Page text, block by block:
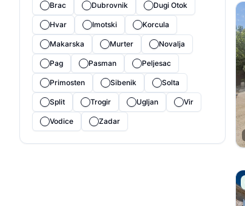
Brac Dubrovnik Dugi Otok
Hvar Imotski Korcula
Makarska Murter Novalja
Pag Pasman Peljesac
Primosten Sibenik Solta
Split Trogir Ugljan Vir
Vodice Zadar